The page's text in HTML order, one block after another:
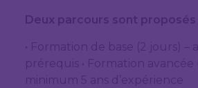
Deux parcours sont proposés
• Formation de base (2 jours) –
prérequis • Formation avancée
minimum 5 ans d’expérience